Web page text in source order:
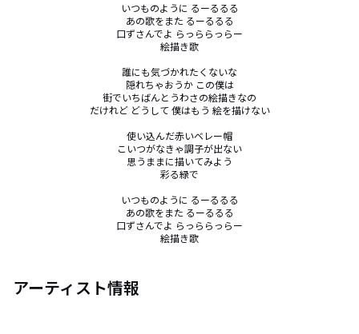
いつものように るーるるる
あの歌をまた るーるるる
口ずさんでよ らっららっらー
絵描き歌
誰にも気づかれたくないな
隠れちゃおうか この僕は
街でいちばんとうわさの絵描きなの
だけれど どうして 僕はもう 絵を描けない
使い込んだ赤いベレー帽
こいつがなきゃ調子が出ない
思うままに描いてみよう
彩る緑で
いつものように るーるるる
あの歌をまた るーるるる
口ずさんでよ らっららっらー
絵描き歌
アーティスト情報